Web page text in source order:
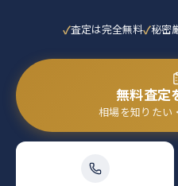
査定は完全無料 秘密
無料査定
相場を知りたい